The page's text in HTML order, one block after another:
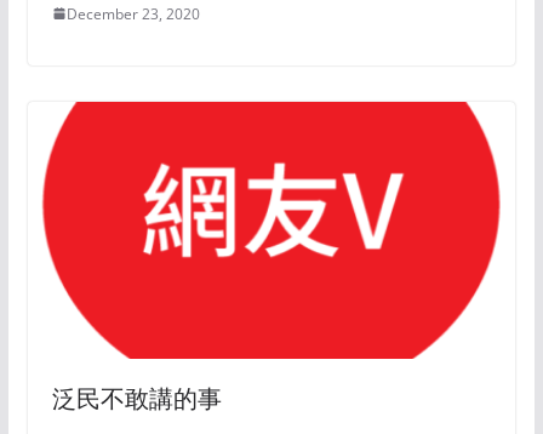
December 23, 2020
泛民不敢講的事